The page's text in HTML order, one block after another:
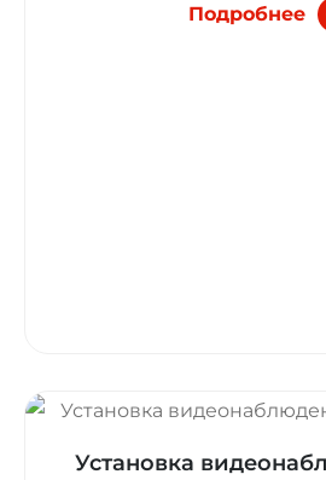
Подробнее
Установка